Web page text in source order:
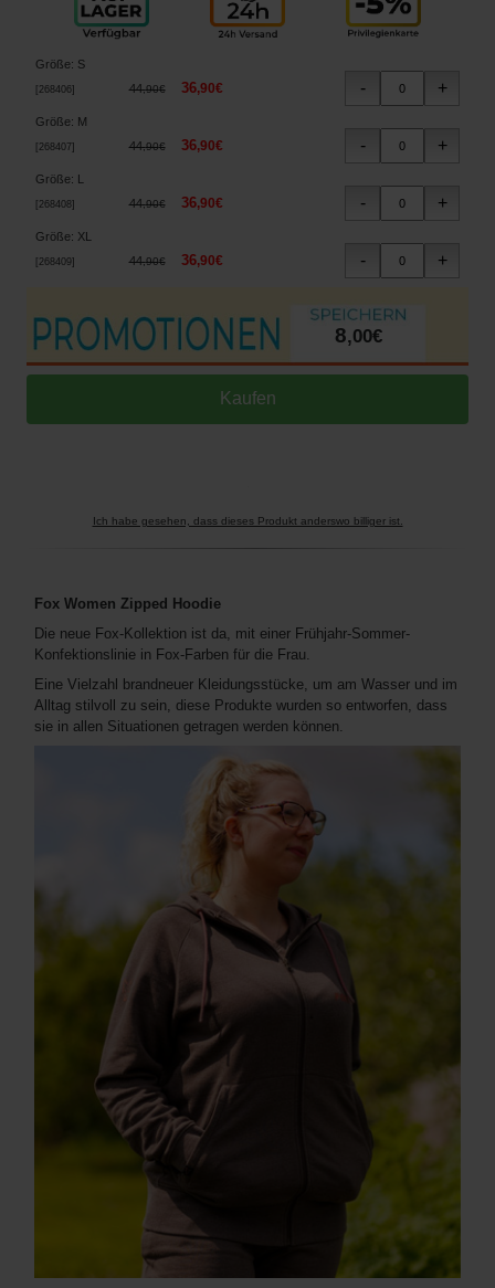
Größe: S
268406] 44,90€ 36,90€
Größe: M
268407] 44,90€ 36,90€
Größe:
268408 ] 44,90€ 36,90€
Größe: XL
268409] 44,90€ 36,90€
8,00€
Ich habe gesehen, dass dieses Produkt anderswo billiger ist.
Fox Women Zipped Hoodie
Die neue Fox-Kollektion ist da, mit einer Frühjahr-Sommer-
Konfektionslinie in Fox-Farben für die Frau.
Eine Vielzahl brandneuer Kleidungsstücke, um am Wasser und im
Alltag stilvoll zu sein, diese Produkte wurden so entworfen, dass
sie in allen Situationen getragen werden können.